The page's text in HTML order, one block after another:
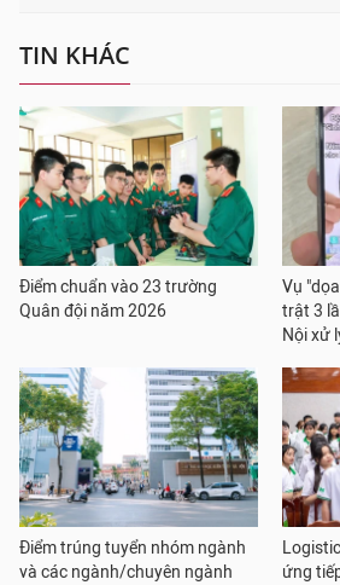
TIN KHÁC
Điểm chuẩn vào 23 trường
Quân đội năm 2026
Vụ
trật 3
Nội xử
Điểm trúng tuyển nhóm ngành
và các ngành/chuyên ngành
ứng